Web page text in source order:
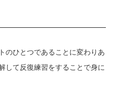
のひとつであることに変わりあ
して反復練習をすることで身に